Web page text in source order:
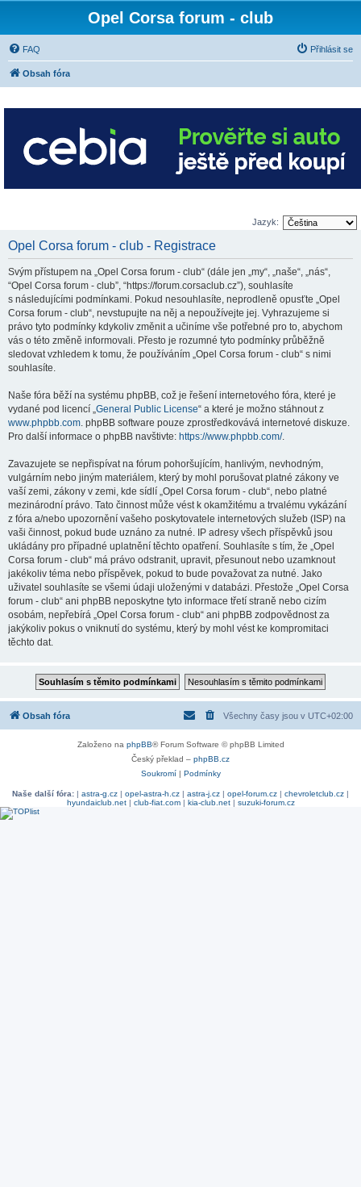
Opel Corsa forum - club
FAQ Přihlásit se
Obsah fóra
Jazyk:
Opel Corsa forum - club - Registrace
Svým přístupem na „Opel Corsa forum - club“ (dále jen „my“, „naše“, „nás“,
“Opel Corsa forum - club”, “https://forum.corsaclub.cz”), souhlasíte
s následujícími podmínkami. Pokud nesouhlasíte, neprodleně opusťte „Opel
Corsa forum - club“, nevstupujte na něj a nepoužívejte jej. Vyhrazujeme si
právo tyto podmínky kdykoliv změnit a učiníme vše potřebné pro to, abychom
vás o této změně informovali. Přesto je rozumné tyto podmínky průběžně
sledovat vzhledem k tomu, že používáním „Opel Corsa forum - club“ s nimi
souhlasíte.
Naše fóra běží na systému phpBB, což je řešení internetového fóra, které je
vydané pod licencí „General Public License“ a které je možno stáhnout z
www.phpbb.com. phpBB software pouze zprostředkovává internetové diskuze.
Pro další informace o phpBB navštivte: https://www.phpbb.com/.
Zavazujete se nepřispívat na fórum pohoršujícím, hanlivým, nevhodným,
vulgárním nebo jiným materiálem, který by mohl porušovat platné zákony ve
vaší zemi, zákony v zemi, kde sídlí „Opel Corsa forum - club“, nebo platné
mezinárodní právo. Tato činnost může vést k okamžitému a trvalému vykázání
z fóra a/nebo upozornění vašeho poskytovatele internetových služeb (ISP) na
vaši činnost, pokud bude uznáno za nutné. IP adresy všech příspěvků jsou
ukládány pro případné uplatnění těchto opatření. Souhlasíte s tím, že „Opel
Corsa forum - club“ má právo odstranit, upravit, přesunout nebo uzamknout
jakékoliv téma nebo příspěvek, pokud to bude považovat za nutné. Jako
uživatel souhlasíte se všemi údaji uloženými v databázi. Přestože „Opel Corsa
forum - club“ ani phpBB neposkytne tyto informace třetí straně nebo cizím
osobám, nepřebírá „Opel Corsa forum - club“ ani phpBB zodpovědnost za
jakýkoliv pokus o vniknutí do systému, který by mohl vést ke kompromitaci
těchto dat.
Obsah fóra Všechny časy jsou v UTC+02:00
Založeno na phpBB® Forum Software © phpBB Limited
Český překlad – phpBB.cz
Soukromí| Podmínky
Naše další fóra: | astra-g.cz | opel-astra-h.cz | astra-j.cz | opel-forum.cz | chevroletclub.cz |
hyundaiclub.net| club-fiat.com| kia-club.net| suzuki-forum.cz